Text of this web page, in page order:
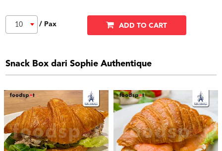
10 / Pax ADD TO CART
Snack Box dari Sophie Authentique